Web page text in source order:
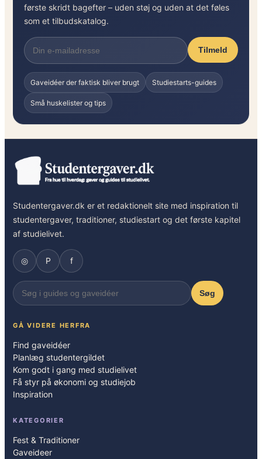
første skridt bagefter – uden støj og uden at det føles
som et tilbudskatalog.
Tilmeld
Gaveidéer der faktisk bliver brugt Studiestarts-guides
Små huskelister og tips
Studentergaver.dk er et redaktionelt site med inspiration til
studentergaver, traditioner, studiestart og det første kapitel
af studielivet.
◎ P f
Søg
GÅ VIDERE HERFRA
Find gaveidéer
Planlæg studentergildet
Kom godt i gang med studielivet
Få styr på økonomi og studiejob
Inspiration
KATEGORIER
Fest & Traditioner
Gaveideer